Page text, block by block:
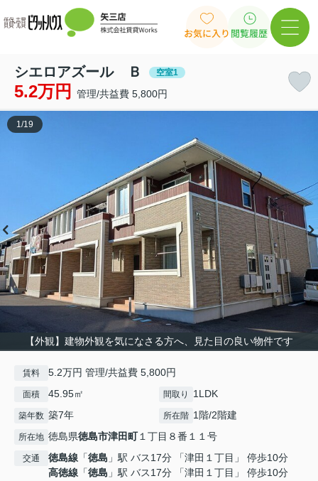
お気に入り 閲覧履歴
シエロアズール Ｂ 空室1
5.2万円 管理/共益費 5,800円
【外観】建物外観を気になさる方へ、見た目の良い物件です
1/19
賃料 5.2万円 管理/共益費 5,800円
面積 45.95㎡ 間取り 1LDK
築年数 築7年 所在階 1階/2階建
所在地 徳島県徳島市津田町１丁目８番１１号
交通 徳島線 「徳島 」駅 バス17分 「津田１丁目」 停歩10分
高徳線 「徳島 」駅 バス17分 「津田１丁目」 停歩10分